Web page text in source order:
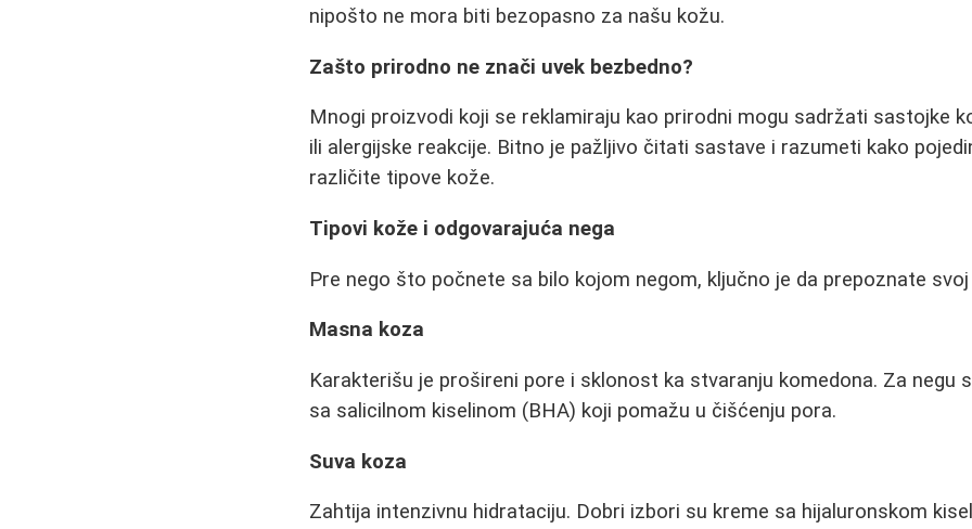
nipošto ne mora biti bezopasno za našu kožu.
Zašto prirodno ne znači uvek bezbedno?
Mnogi proizvodi koji se reklamiraju kao prirodni mogu sadržati sastojke
ili alergijske reakcije. Bitno je pažljivo čitati sastave i razumeti kako
različite tipove kože.
Tipovi kože i odgovarajuća nega
Pre nego što počnete sa bilo kojom negom, ključno je da prepoznate
Masna koza
Karakterišu je prošireni pore i sklonost ka stvaranju komedona. Za negu
sa salicilnom kiselinom (BHA) koji pomažu u čišćenju pora.
Suva koza
Zahtija intenzivnu hidrataciju. Dobri izbori su kreme sa hijaluronskom